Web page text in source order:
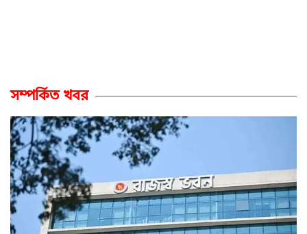
সম্পর্কিত খবর